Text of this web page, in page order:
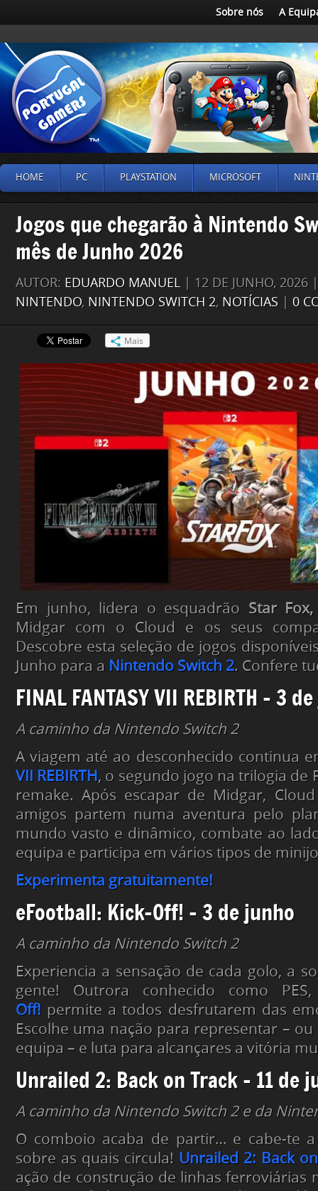
Sobre nós A
HOME PC PLAYSTATION MICROSOFT
Jogos que chegarão à Nintendo
mês de Junho 2026
AUTOR: EDUARDO MANUEL | 12 DE JUNHO, 2026
NINTENDO, NINTENDO SWITCH 2, NOTÍCIAS 0
Mais
Em junho, lidera o esquadrão Star Fox,
Midgar com o Cloud e os seus
Descobre esta seleção de jogos
Junho para a Nintendo Switch 2. Confere
FINAL FANTASY VII REBIRTH – 3
A caminho da Nintendo Switch 2
A viagem até ao desconhecido continua
VII REBIRTH , o segundo jogo na trilogia de
remake. Após escapar de Midgar,
amigos partem numa aventura pelo
mundo vasto e dinâmico, combate ao
equipa e participa em vários tipos de
Experimenta gratuitamente!
eFootball: Kick-Off! – 3 de junho
A caminho da Nintendo Switch 2
Experiencia a sensação de cada golo, a
gente! Outrora conhecido como
Off! permite a todos desfrutarem das
Escolhe uma nação para representar –
equipa – e luta para alcançares a vitória
Unrailed 2: Back on Track – 11 de
A caminho da Nintendo Switch 2 e da
O comboio acaba de partir… e cabe-te
sobre as quais circula! Unrailed 2: Back
ação de construção de linhas ferroviárias